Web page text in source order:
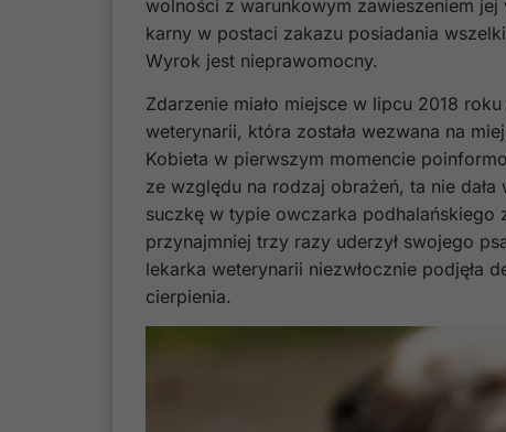
wolności z warunkowym zawieszeniem
karny w postaci zakazu posiadania
Wyrok jest nieprawomocny.
Zdarzenie miało miejsce w lipcu 2018
weterynarii, która została wezwana na
Kobieta w pierwszym momencie
ze względu na rodzaj obrażeń, ta nie dała
suczkę w typie owczarka podhalańskiego
przynajmniej trzy razy uderzył swojego
lekarka weterynarii niezwłocznie podjęła
cierpienia.